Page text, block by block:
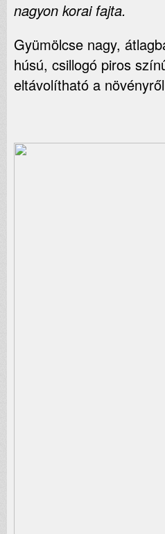
nagyon korai fajta.
Gyümölcse nagy,
húsú, csillogó piros
eltávolítható a